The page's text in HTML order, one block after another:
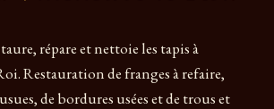
répare et nettoie les tapis à
Restauration de franges à refaire,
de bordures usées et de trous et